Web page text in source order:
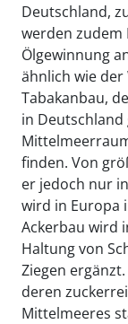
Deutschland,
werden
Ölgewinnung
ähnlich wie
Tabakanbau,
in
finden. Von
er jedoch nur
wird in Europa
Ackerbau wird
Haltung von
Ziegen
deren
Mittelmeeres